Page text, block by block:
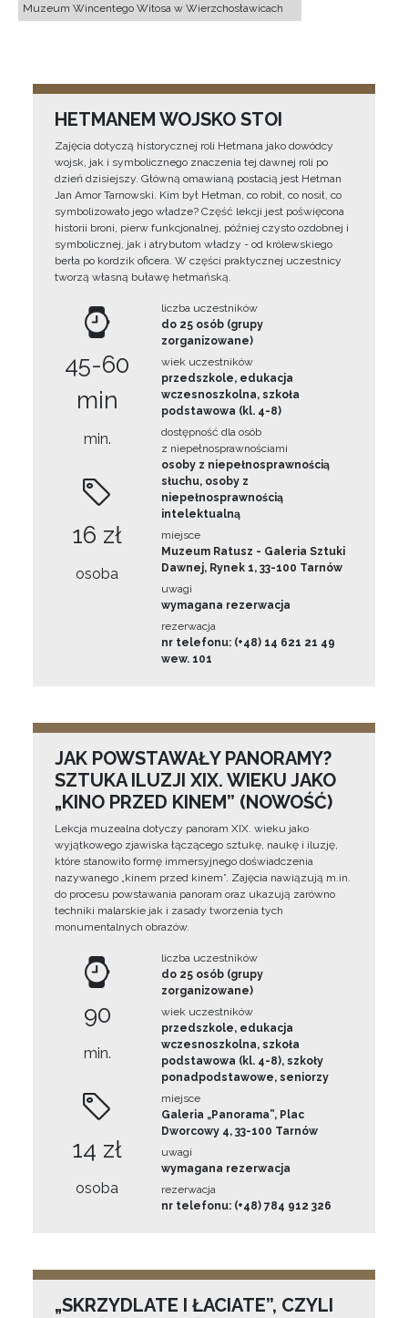
Muzeum Wincentego Witosa w Wierzchosławicach
HETMANEM WOJSKO STOI
Zajęcia dotyczą historycznej roli Hetmana jako dowódcy
wojsk, jak i symbolicznego znaczenia tej dawnej roli po
dzień dzisiejszy. Główną omawianą postacią jest Hetman
Jan Amor Tarnowski. Kim był Hetman, co robił, co nosił, co
symbolizowało jego władze? Część lekcji jest poświęcona
historii broni, pierw funkcjonalnej, później czysto ozdobnej i
symbolicznej, jak i atrybutom władzy - od królewskiego
berła po kordzik oficera. W części praktycznej uczestnicy
tworzą własną buławę hetmańską.
45-60
min
min.
16 zł
osoba
liczba uczestników
do 25 osób (grupy
zorganizowane)
wiek uczestników
przedszkole, edukacja
wczesnoszkolna, szkoła
podstawowa (kl. 4-8)
dostępność dla osób
z niepełnosprawnościami
osoby z niepełnosprawnością
słuchu, osoby z
niepełnosprawnością
intelektualną
miejsce
Muzeum Ratusz - Galeria Sztuki
Dawnej, Rynek 1, 33-100 Tarnów
uwagi
wymagana rezerwacja
rezerwacja
nr telefonu: (+48) 14 621 21 49
wew. 101
JAK POWSTAWAŁY PANORAMY?
SZTUKA ILUZJI XIX. WIEKU JAKO
„KINO PRZED KINEM” (NOWOŚĆ)
Lekcja muzealna dotyczy panoram XIX. wieku jako
wyjątkowego zjawiska łączącego sztukę, naukę i iluzję,
które stanowiło formę immersyjnego doświadczenia
nazywanego „kinem przed kinem”. Zajęcia nawiązują m.in.
do procesu powstawania panoram oraz ukazują zarówno
techniki malarskie jak i zasady tworzenia tych
monumentalnych obrazów.
90
min.
14 zł
osoba
liczba uczestników
do 25 osób (grupy
zorganizowane)
wiek uczestników
przedszkole, edukacja
wczesnoszkolna, szkoła
podstawowa (kl. 4-8), szkoły
ponadpodstawowe, seniorzy
miejsce
Galeria „Panorama”, Plac
Dworcowy 4, 33-100 Tarnów
uwagi
wymagana rezerwacja
rezerwacja
nr telefonu: (+48) 784 912 326
„SKRZYDLATE I ŁACIATE”, CZYLI